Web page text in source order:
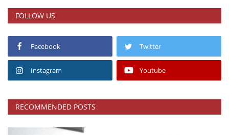
FOLLOW US
Facebook Twitter
Instagram Youtube
RECOMMENDED POSTS